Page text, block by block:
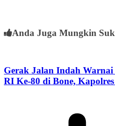
Anda Juga Mungkin
Gerak Jalan Indah
RI Ke-80 di Bone,